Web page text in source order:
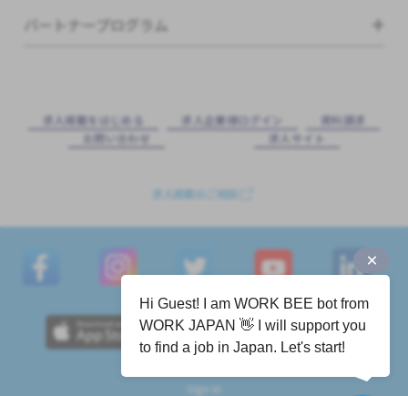
パートナープログラム
求⼈掲載をはじめる 求⼈企業様ログイン
資料請求
お問い合わせ
求⼈サイト
求人掲載のご相談
Sign in
Hi Guest! I am WORK BEE bot from
WORK JAPAN 👋 I will support you
to find a job in Japan. Let's start!